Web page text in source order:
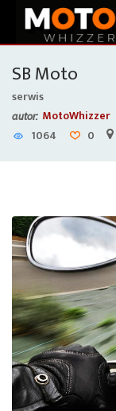
SB Moto
serwis
autor: MotoWhizzer
1064
0